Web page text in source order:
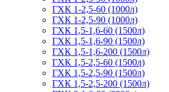
ГХК 1-2,5-60 (1000л)
ГХК 1-2,5-90 (1000л)
ГХК 1,5-1,6-60 (1500л)
ГХК 1,5-1,6-90 (1500л)
ГХК 1,5-1,6-200 (1500л)
ГХК 1,5-2,5-60 (1500л)
ГХК 1,5-2,5-90 (1500л)
ГХК 1,5-2,5-200 (1500л)